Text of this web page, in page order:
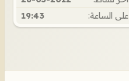
على الساعة:
19:43